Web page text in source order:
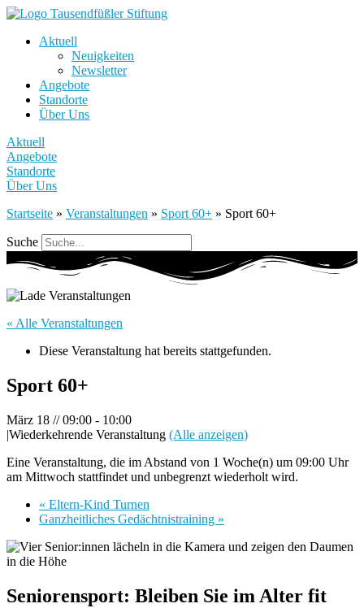
Aktuell
Neuigkeiten
Newsletter
Angebote
Standorte
Über Uns
Aktuell
Angebote
Standorte
Über Uns
Startseite » Veranstaltungen » Sport 60+ » Sport 60+
Suche
« Alle Veranstaltungen
Diese Veranstaltung hat bereits stattgefunden.
Sport 60+
März 18 // 09:00 - 10:00
|Wiederkehrende Veranstaltung (Alle anzeigen)
Eine Veranstaltung, die im Abstand von 1 Woche(n) um 09:00 Uhr
am Mittwoch stattfindet und unbegrenzt wiederholt wird.
« Eltern-Kind Turnen
Ganzheitliches Gedächtnistraining »
Seniorensport: Bleiben Sie im Alter fit